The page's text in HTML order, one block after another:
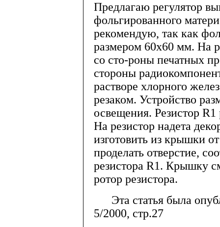
Предлагаю регулятор
фольгированного
рекомендую, так как
размером 60x60 мм. На
со сто-роны печатных
стороны
растворе хлорного
резаком. Устройство
освещения. Резистор
На резистор надета
изготовить из крышки
проделать отверстие,
резистора R1. Крышку
ротор резистора.
Эта статья была
5/2000, стр.27